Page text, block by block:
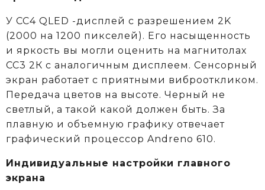
У CC4 QLED -дисплей с разрешением 2K
(2000 на 1200 пикселей). Его насыщенность
и яркость вы могли оценить на магнитолах
CC3 2К c аналогичным дисплеем. Сенсорный
экран работает с приятными виброоткликом.
Передача цветов на высоте. Черный не
светлый, а такой какой должен быть. За
плавную и объемную графику отвечает
графический процессор Andreno 610.
Индивидуальные настройки главного
экрана